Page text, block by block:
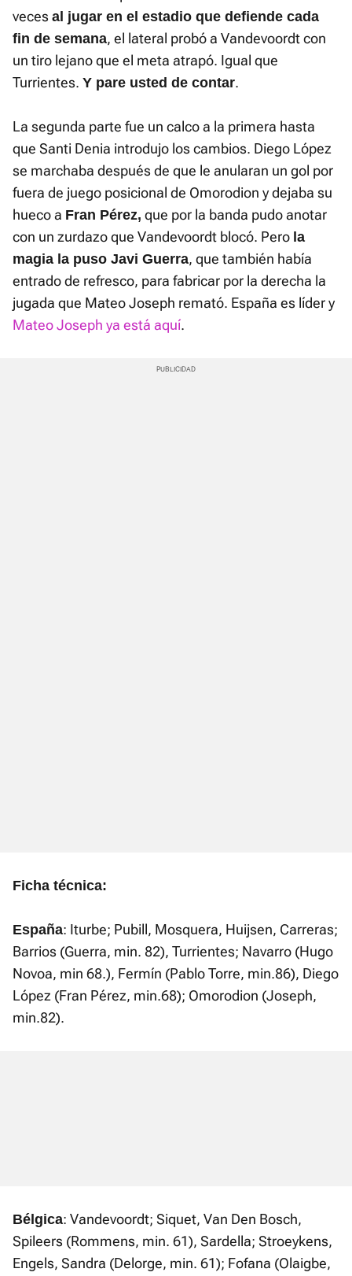
veces al jugar en el estadio que defiende cada
fin de semana, el lateral probó a Vandevoordt con
un tiro lejano que el meta atrapó. Igual que
Turrientes. Y pare usted de contar.
La segunda parte fue un calco a la primera hasta
que Santi Denia introdujo los cambios. Diego López
se marchaba después de que le anularan un gol por
fuera de juego posicional de Omorodion y dejaba su
hueco a Fran Pérez, que por la banda pudo anotar
con un zurdazo que Vandevoordt blocó. Pero la
magia la puso Javi Guerra, que también había
entrado de refresco, para fabricar por la derecha la
jugada que Mateo Joseph remató. España es líder y
Mateo Joseph ya está aquí.
Ficha técnica:
España: Iturbe; Pubill, Mosquera, Huijsen, Carreras;
Barrios (Guerra, min. 82), Turrientes; Navarro (Hugo
Novoa, min 68.), Fermín (Pablo Torre, min.86), Diego
López (Fran Pérez, min.68); Omorodion (Joseph,
min.82).
Bélgica: Vandevoordt; Siquet, Van Den Bosch,
Spileers (Rommens, min. 61), Sardella; Stroeykens,
Engels, Sandra (Delorge, min. 61); Fofana (Olaigbe,